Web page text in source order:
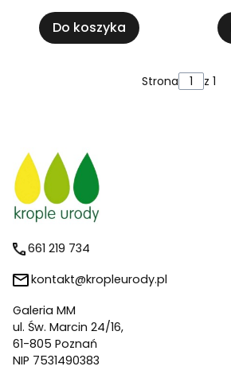
Do koszyka
Strona z 1
661 219 734
kontakt@kropleurody.pl
Galeria MM
ul. Św. Marcin 24/16,
61-805 Poznań
NIP 7531490383